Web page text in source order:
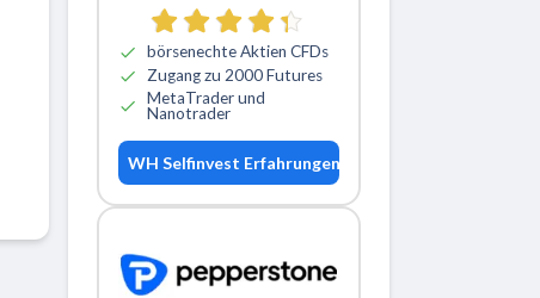
börsenechte Aktien CFDs
Zugang zu 2000 Futures
MetaTrader und
Nanotrader
WH Selfinvest Erfahrungen